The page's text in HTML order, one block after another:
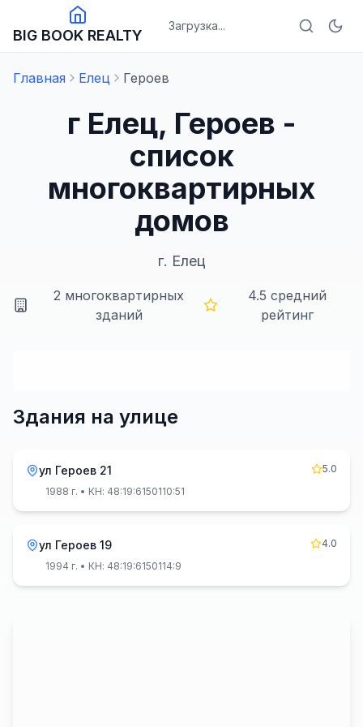
BIG BOOK REALTY
Загрузка...
Главная Елец Героев
г Елец, Героев -
список
многоквартирных
домов
г. Елец
2 многоквартирных
зданий
4.5 средний
рейтинг
Здания на улице
ул Героев 21
5.0
1988 г. • КН: 48:19:6150110:51
ул Героев 19
4.0
1994 г. • КН: 48:19:6150114:9